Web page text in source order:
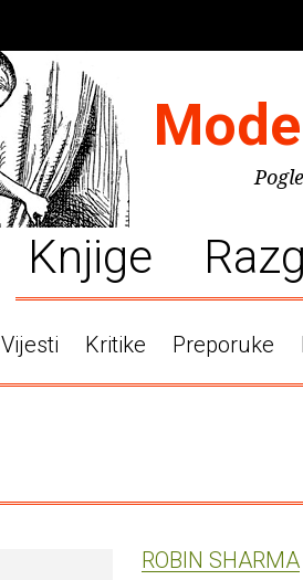
Knjige
Vijesti Kritike Preporuke
ROBIN SHARMA